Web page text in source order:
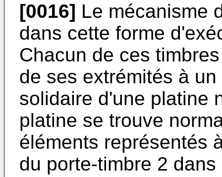
[0016] Le mécanisme
dans cette forme
Chacun de ces
de ses extrémités à
solidaire d'une platine
platine se trouve
éléments représentés
du porte-timbre 2